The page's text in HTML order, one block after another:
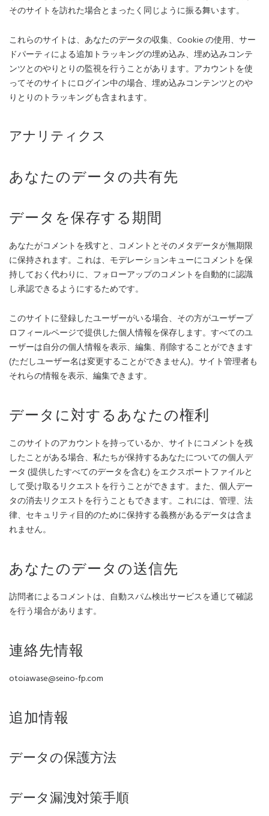
そのサイトを訪れた場合とまったく同じように振る舞います。
これらのサイトは、あなたのデータの収集、Cookie の使用、サー
ドパーティによる追加トラッキングの埋め込み、埋め込みコンテ
ンツとのやりとりの監視を行うことがあります。アカウントを使
ってそのサイトにログイン中の場合、埋め込みコンテンツとのや
りとりのトラッキングも含まれます。
アナリティクス
あなたのデータの共有先
データを保存する期間
あなたがコメントを残すと、コメントとそのメタデータが無期限
に保持されます。これは、モデレーションキューにコメントを保
持しておく代わりに、フォローアップのコメントを自動的に認識
し承認できるようにするためです。
このサイトに登録したユーザーがいる場合、その方がユーザープ
ロフィールページで提供した個人情報を保存します。すべてのユ
ーザーは自分の個人情報を表示、編集、削除することができます
(ただしユーザー名は変更することができません)。サイト管理者も
それらの情報を表示、編集できます。
データに対するあなたの権利
このサイトのアカウントを持っているか、サイトにコメントを残
したことがある場合、私たちが保持するあなたについての個人デ
ータ (提供したすべてのデータを含む) をエクスポートファイルと
して受け取るリクエストを行うことができます。また、個人デー
タの消去リクエストを行うこともできます。これには、管理、法
律、セキュリティ目的のために保持する義務があるデータは含ま
れません。
あなたのデータの送信先
訪問者によるコメントは、自動スパム検出サービスを通じて確認
を行う場合があります。
連絡先情報
otoiawase@seino-fp.com
追加情報
データの保護方法
データ漏洩対策手順